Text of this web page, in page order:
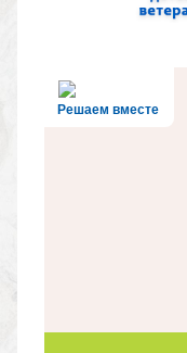
Решаем вместе